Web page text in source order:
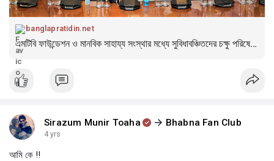
banglapratidin.net
এমটিবি ফাউন্ডেশন ও মানবিক সাহায্য সংস্থার মধ্যে সুবিধাবঞ্চিতদের চক্ষু পরিষেবা প্রদানের প্রয়াসে চুক্তি | বাঙলা প্রতিদিন ২৪.কম
Sirazum Munir Toaha Bhabna Fan Club
4 yrs
আমি কে !!